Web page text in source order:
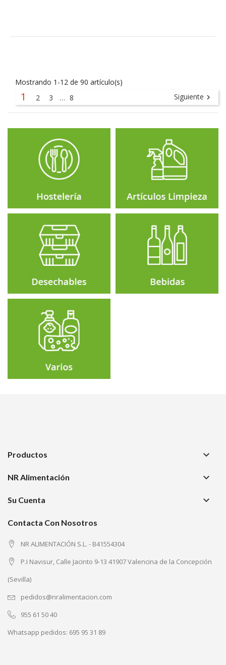
Mostrando 1-12 de 90 artículo(s)
1 2 3 … 8 Siguiente 
Productos keyboard_arrow_down
NR Alimentación keyboard_arrow_down
Su Cuenta keyboard_arrow_down
Contacta Con Nosotros
NR ALIMENTACIÓN S.L. - B41554304
P.I Navisur, Calle Jacinto 9-13 41907 Valencina de la Concepción
(Sevilla)
pedidos@nralimentacion.com
955 61 50 40
Whatsapp pedidos: 695 95 31 89